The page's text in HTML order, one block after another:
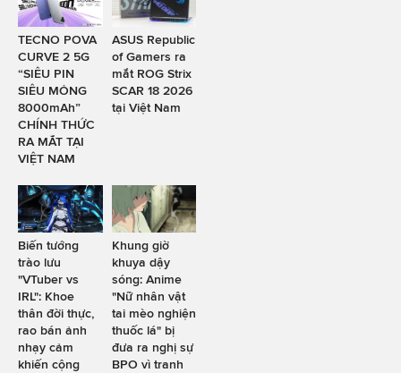
TECNO POVA
CURVE 2 5G
“SIÊU PIN
SIÊU MỎNG
8000mAh”
CHÍNH THỨC
RA MẮT TẠI
VIỆT NAM
ASUS Republic
of Gamers ra
mắt ROG Strix
SCAR 18 2026
tại Việt Nam
Biến tướng
trào lưu
"VTuber vs
IRL": Khoe
thân đời thực,
rao bán ảnh
nhạy cảm
khiến cộng
Khung giờ
khuya dậy
sóng: Anime
"Nữ nhân vật
tai mèo nghiện
thuốc lá" bị
đưa ra nghị sự
BPO vì tranh